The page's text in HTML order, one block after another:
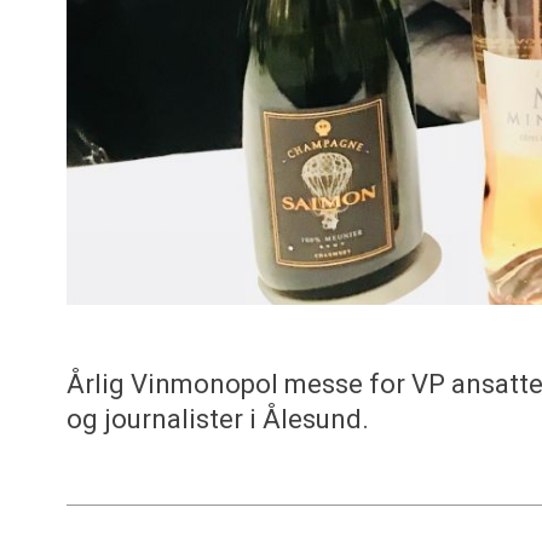
Årlig Vinmonopol messe for VP ansatte
og journalister i Ålesund.